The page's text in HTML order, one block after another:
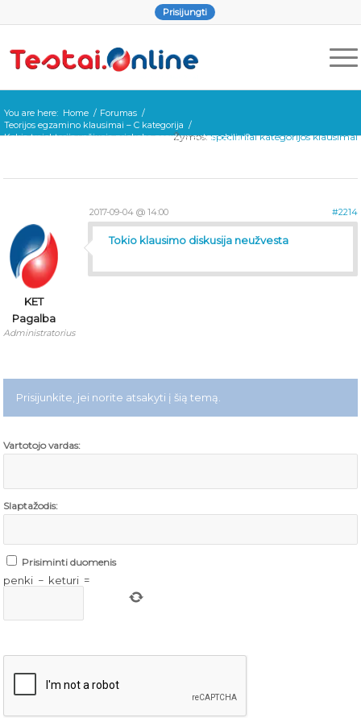
Prisijungti
You are here: Home / Forumas /
Teorijos egzamino klausimai – C kategorija /
Kokia trajektorija važiuoja priekaba pasukus automobiliui?
Žymos:Specifiniai kategorijos klausimai
2017-09-04 @ 14:00 #2214
KET
Pagalba
Administratorius
Tokio klausimo diskusija neužvesta
Prisijunkite, jei norite atsakyti į šią temą.
Vartotojo vardas:
Slaptažodis:
Prisiminti duomenis
penki − keturi =